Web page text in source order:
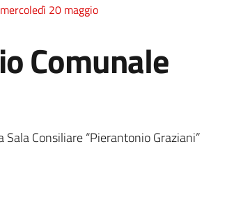
20 maggio
Comunale
Consiliare “Pierantonio Graziani”